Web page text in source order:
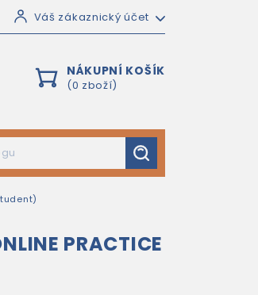
Váš zákaznický účet
NÁKUPNÍ KOŠÍK
(0 zboží)
PRACTICE